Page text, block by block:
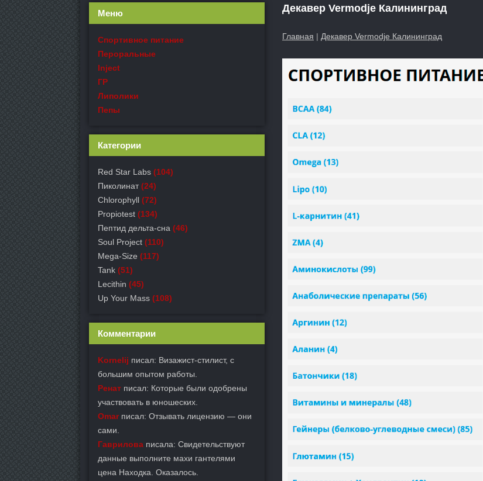
Декавер Vermodje Калининград
Главная | Декавер Vermodje Калининград
Меню
Спортивное питание
Пероральные
Inject
ГР
Липолики
Пепы
Категории
Red Star Labs (104)
Пиколинат (24)
Chlorophyll (72)
Propiotest (134)
Пептид дельта-сна (46)
Soul Project (110)
Mega-Size (117)
Tank (51)
Lecithin (45)
Up Your Mass (108)
Комментарии
Kornelij писал: Визажист-стилист, с
большим опытом работы.
Ренат писал: Которые были одобрены
участвовать в юношеских.
Omarписал: Отзывать лицензию — они
сами.
Гаврилова писала: Свидетельствуют
данные выполните махи гантелями
цена Находка. Оказалось.